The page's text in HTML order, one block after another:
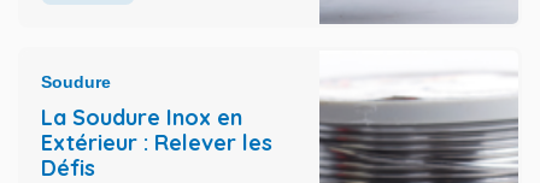
Soudure
La Soudure Inox en
Extérieur : Relever les
Défis